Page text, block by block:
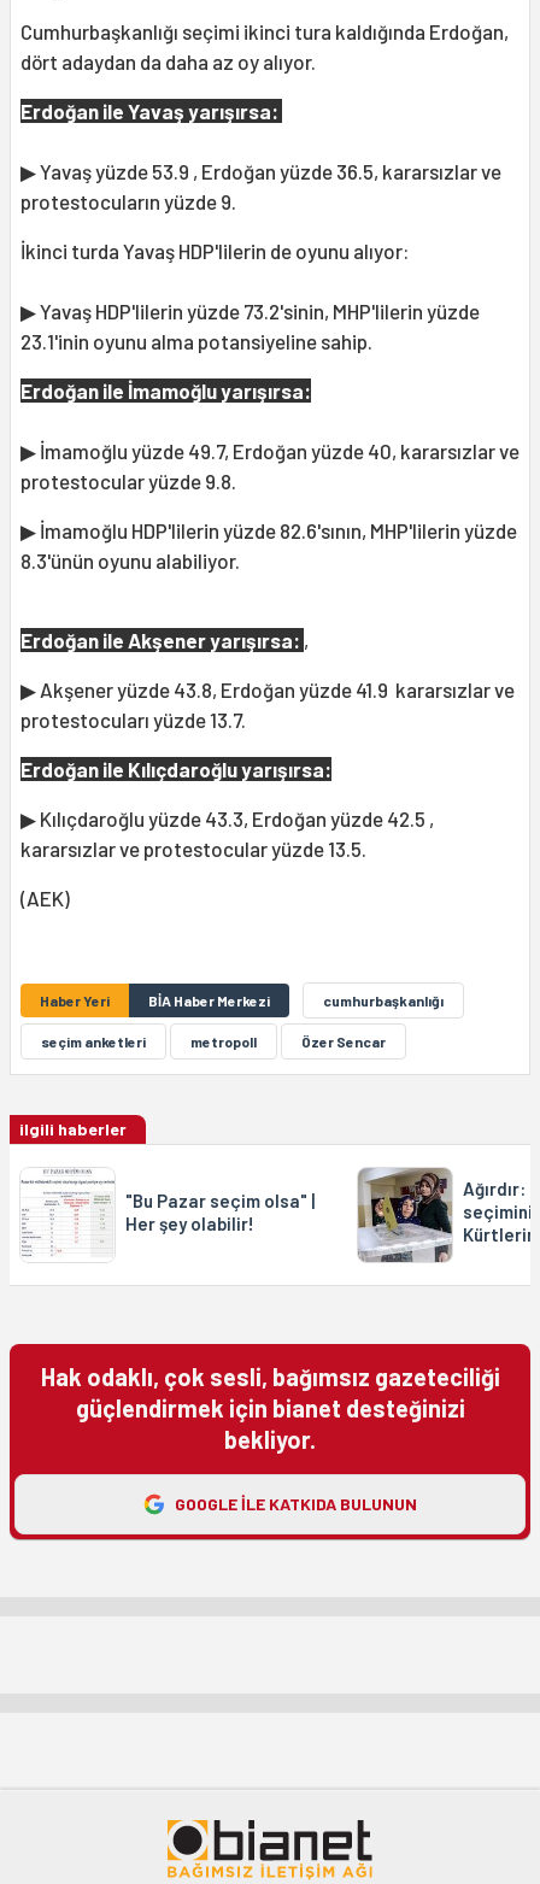
Cumhurbaşkanlığı seçimi ikinci tura kaldığında Erdoğan,
dört adaydan da daha az oy alıyor.
Erdoğan ile Yavaş yarışırsa:
▶ Yavaş yüzde 53.9 , Erdoğan yüzde 36.5, kararsızlar ve
protestocuların yüzde 9.
İkinci turda Yavaş HDP'lilerin de oyunu alıyor:
▶ Yavaş HDP'lilerin yüzde 73.2'sinin, MHP'lilerin yüzde
23.1'inin oyunu alma potansiyeline sahip.
Erdoğan ile İmamoğlu yarışırsa:
▶ İmamoğlu yüzde 49.7, Erdoğan yüzde 40, kararsızlar ve
protestocular yüzde 9.8.
▶ İmamoğlu HDP'lilerin yüzde 82.6'sının, MHP'lilerin yüzde
8.3'ünün oyunu alabiliyor.
Erdoğan ile Akşener yarışırsa: ,
▶ Akşener yüzde 43.8, Erdoğan yüzde 41.9 kararsızlar ve
protestocuları yüzde 13.7.
Erdoğan ile Kılıçdaroğlu yarışırsa:
▶ Kılıçdaroğlu yüzde 43.3, Erdoğan yüzde 42.5 ,
kararsızlar ve protestocular yüzde 13.5.
(AEK)
Haber Yeri BİA Haber Merkezi cumhurbaşkanlığı
seçim anketleri metropoll Özer Sencar
ilgili haberler
"Bu Pazar seçim olsa" |
Her şey olabilir!
Ağırdır:
seçimini
Kürtlerin
Hak odaklı, çok sesli, bağımsız gazeteciliği
güçlendirmek için bianet desteğinizi
bekliyor.
GOOGLE ILE KATKIDA BULUNUN